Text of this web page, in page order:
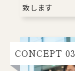
致します
CONCEPT 03